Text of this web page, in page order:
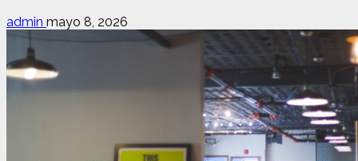
admin mayo 8, 2026